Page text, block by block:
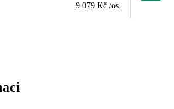
9 079 Kč /os.